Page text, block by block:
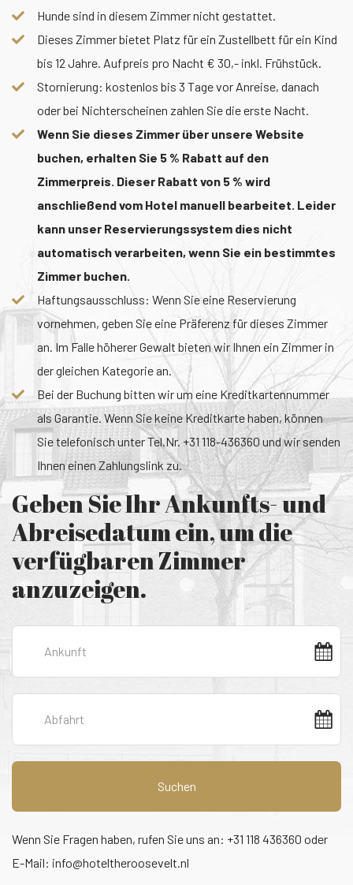
Hunde sind in diesem Zimmer nicht gestattet.
Dieses Zimmer bietet Platz für ein Zustellbett für ein Kind
bis 12 Jahre. Aufpreis pro Nacht € 30,- inkl. Frühstück.
Stornierung: kostenlos bis 3 Tage vor Anreise, danach
oder bei Nichterscheinen zahlen Sie die erste Nacht.
Wenn Sie dieses Zimmer über unsere Website
buchen, erhalten Sie 5 % Rabatt auf den
Zimmerpreis. Dieser Rabatt von 5 % wird
anschließend vom Hotel manuell bearbeitet. Leider
kann unser Reservierungssystem dies nicht
automatisch verarbeiten, wenn Sie ein bestimmtes
Zimmer buchen.
Haftungsausschluss: Wenn Sie eine Reservierung
vornehmen, geben Sie eine Präferenz für dieses Zimmer
an. Im Falle höherer Gewalt bieten wir Ihnen ein Zimmer in
der gleichen Kategorie an.
Bei der Buchung bitten wir um eine Kreditkartennummer
als Garantie. Wenn Sie keine Kreditkarte haben, können
Sie telefonisch unter Tel.Nr. +31 118-436360 und wir senden
Ihnen einen Zahlungslink zu.
Geben Sie Ihr Ankunfts- und
Abreisedatum ein, um die
verfügbaren Zimmer
anzuzeigen.
Suchen
Wenn Sie Fragen haben, rufen Sie uns an: +31 118 436360 oder
E-Mail: info@hoteltheroosevelt.nl